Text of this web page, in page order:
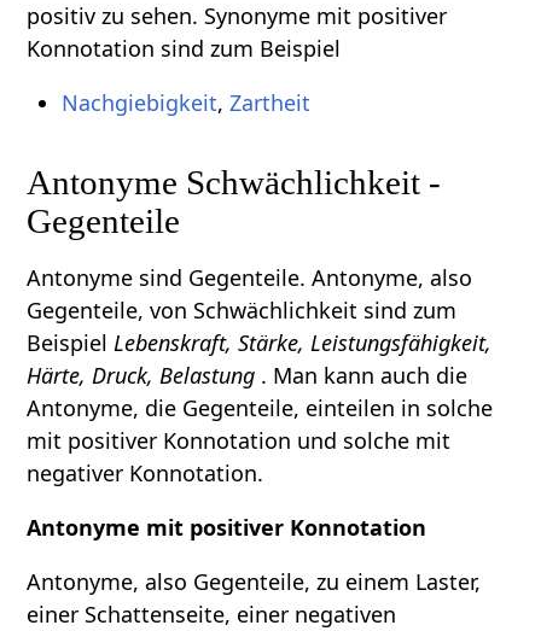
positiv zu sehen. Synonyme mit positiver
Konnotation sind zum Beispiel
Nachgiebigkeit, Zartheit
Antonyme Schwächlichkeit -
Gegenteile
Antonyme sind Gegenteile. Antonyme, also
Gegenteile, von Schwächlichkeit sind zum
BeispielLebenskraft, Stärke, Leistungsfähigkeit,
Härte, Druck, Belastung . Man kann auch die
Antonyme, die Gegenteile, einteilen in solche
mit positiver Konnotation und solche mit
negativer Konnotation.
Antonyme mit positiver Konnotation
Antonyme, also Gegenteile, zu einem Laster,
einer Schattenseite, einer negativen